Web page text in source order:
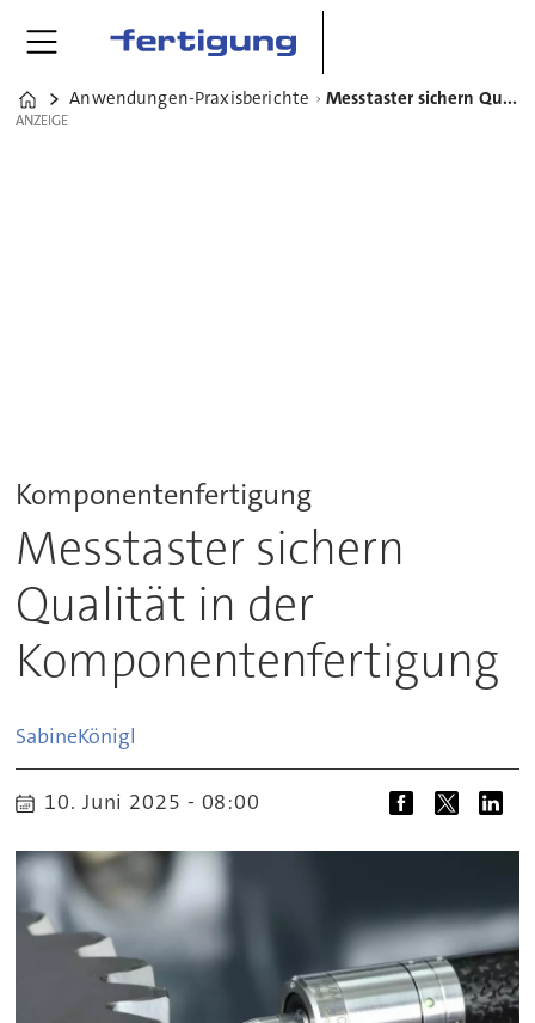
Home
Anwendungen-Praxisberichte Messtaster sichern Qualität in der Komponentenfertigung
ANZEIGE
ANZEIGE
Komponentenfertigung
Messtaster sichern
Qualität in der
Komponentenfertigung
SabineKönigl
10. Juni 2025 - 08:00